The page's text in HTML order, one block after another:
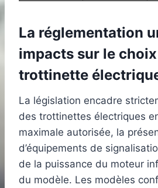
La réglementation
impacts sur le
trottinette
La législation encadre
des trottinettes électriques
maximale autorisée, la
d’équipements de
de la puissance du moteur
du modèle. Les modèles